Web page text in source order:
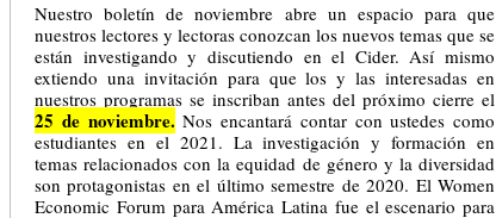
Nuestro boletín de noviembre abre un espacio para que
nuestros lectores y lectoras conozcan los nuevos temas que se
están investigando y discutiendo en el Cider. Así mismo
extiendo una invitación para que los y las interesadas en
nuestros programas se inscriban antes del próximo cierre el
25 de noviembre. Nos encantará contar con ustedes como
estudiantes en el 2021. La investigación y formación en
temas relacionados con la equidad de género y la diversidad
son protagonistas en el último semestre de 2020. El Women
Economic Forum para América Latina fue el escenario para